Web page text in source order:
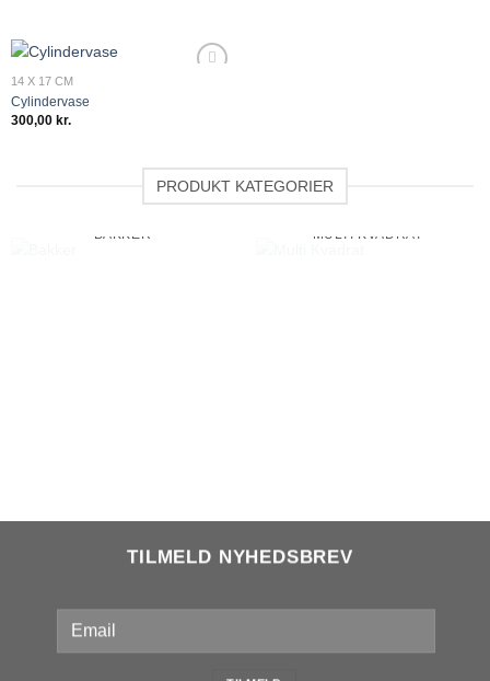
14 X 17 CM
Cylindervase
300,00 kr.
PRODUKT KATEGORIER
BAKKER MULTI KVADRAT
TILMELD NYHEDSBREV